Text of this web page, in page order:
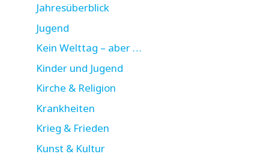
Jahresüberblick
Jugend
Kein Welttag – aber …
Kinder und Jugend
Kirche & Religion
Krankheiten
Krieg & Frieden
Kunst & Kultur